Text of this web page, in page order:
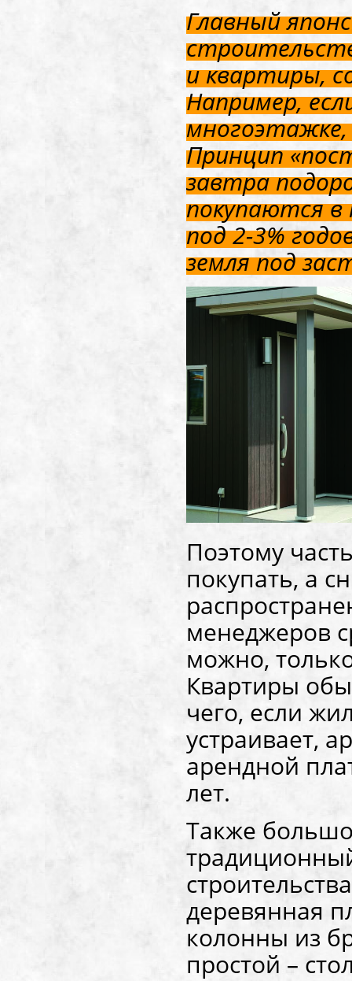
Главный
и квартиры,
Например,
многоэтажке,
Принцип
завтра
покупаются в
под 2-3%
земля под
Поэтому
покупать, а
менеджеров
можно,
Квартиры
чего, если
устраивает,
арендной
лет.
Также
деревянная
колонны из
простой –